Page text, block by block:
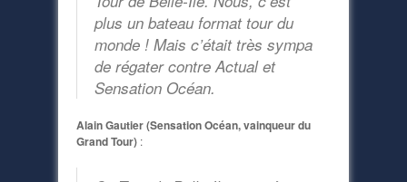
plus un bateau format tour du
monde ! Mais c’était très sympa
de régater contre Actual et
Sensation Océan.
Alain Gautier (Sensation Océan, vainqueur du
Grand Tour) :